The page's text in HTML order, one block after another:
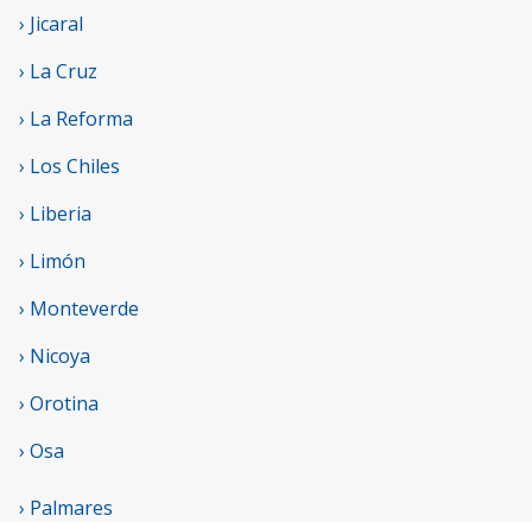
› Jicaral
› La Cruz
› La Reforma
› Los Chiles
› Liberia
› Limón
› Monteverde
› Nicoya
› Orotina
› Osa
› Palmares